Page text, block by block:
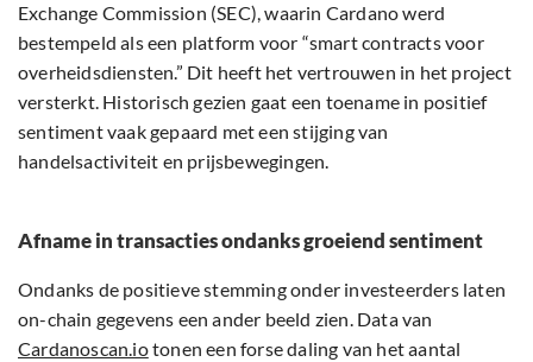
Exchange Commission (SEC), waarin Cardano werd
bestempeld als een platform voor “smart contracts voor
overheidsdiensten.” Dit heeft het vertrouwen in het project
versterkt. Historisch gezien gaat een toename in positief
sentiment vaak gepaard met een stijging van
handelsactiviteit en prijsbewegingen.
Afname in transacties ondanks groeiend sentiment
Ondanks de positieve stemming onder investeerders laten
on-chain gegevens een ander beeld zien. Data van
Cardanoscan.iotonen een forse daling van het aantal